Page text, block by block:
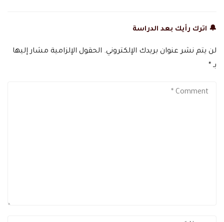
🔔 اترك رأيك بعد الدراسة
لن يتم نشر عنوان بريدك الإلكتروني. الحقول الإلزامية مشار إليها
بـ *